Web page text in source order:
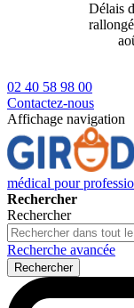
Délais
02 40 58 98 00
Contactez-nous
Affichage navigation
médical pour
Rechercher
Rechercher
Recherche avancée
Rechercher